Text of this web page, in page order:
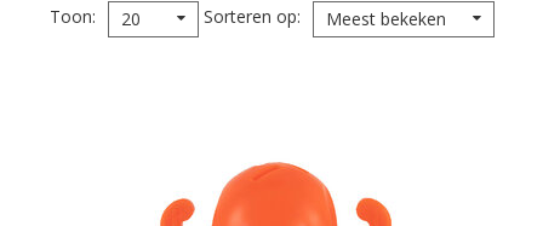
Toon 20 Sorteren op Meest bekeken